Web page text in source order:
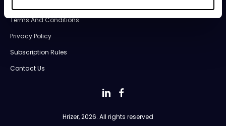
Hrizer, 2026. All rights reserved
Terms And Conditions
Privacy Policy
Subscription Rules
Contact Us